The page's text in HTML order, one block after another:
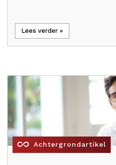
Lees verder »
all_inclusive Achtergrondartikel